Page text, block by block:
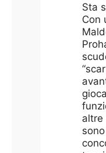
Sta
Con
altre